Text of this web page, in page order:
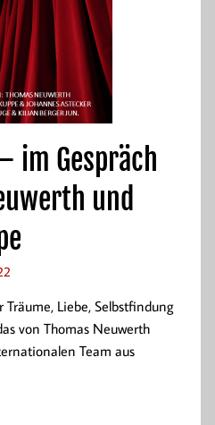
im Gespräch
und
Liebe, Selbstfindung
von Thomas Neuwerth
Team aus